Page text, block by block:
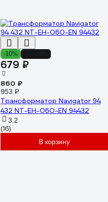
-10%
679 ₽
860 ₽
953 ₽
Трансформатор Navigator 94
432 NT-EH-060-EN 94432
3.2
(16)
В корзину